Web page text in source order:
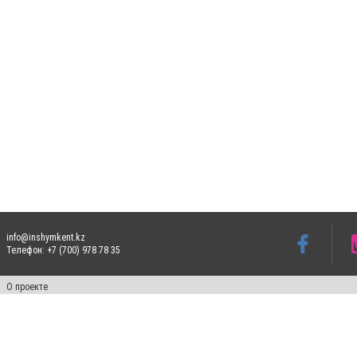
info@inshymkent.kz
Телефон: +7 (700) 978 78 35
О проекте